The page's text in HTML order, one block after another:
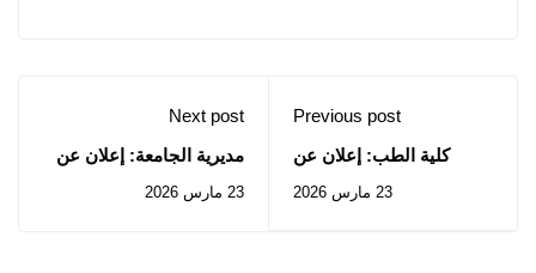
Previous post
كلية الطب: إعلان عن
إلى 2026/0723 مارس 2026
Next post
مديرية الجامعة: إعلان عن
المتعلقة بالإستشارة رقم
23 مارس 2026